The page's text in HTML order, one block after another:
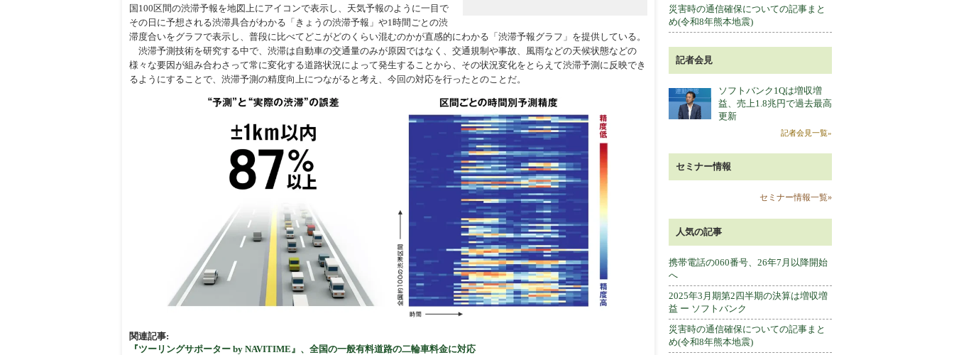
パソコン
ロボット
周辺機器
国100区間の渋滞予報を地図上にアイコンで表示し、天気予報のように一目で
その日に予想される渋滞具合がわかる「きょうの渋滞予報」や1時間ごとの渋
滞度合いをグラフで表示し、普段に比べてどこがどのくらい混むのかが直感的にわかる「渋滞予報グラフ」を提供している。
渋滞予測技術を研究する中で、渋滞は自動車の交通量のみが原因ではなく、交通規制や事故、風雨などの天候状態などの
様々な要因が組み合わさって常に変化する道路状況によって発生することから、その状況変化をとらえて渋滞予測に反映でき
るようにすることで、渋滞予測の精度向上につながると考え、今回の対応を行ったとのことだ。
関連記事:
『ツーリングサポーター by NAVITIME』、全国の一般有料道路の二輪車料金に対応
災害時の通信確保についての記事まと
め(令和8年熊本地震)
記者会見
ソフトバンク1Qは増収増
益、売上1.8兆円で過去最高
更新
記者会見一覧»
セミナー情報
セミナー情報一覧»
人気の記事
携帯電話の060番号、26年7月以降開始
へ
2025年3月期第2四半期の決算は増収増
益 ー ソフトバンク
災害時の通信確保についての記事まと
め(令和8年熊本地震)